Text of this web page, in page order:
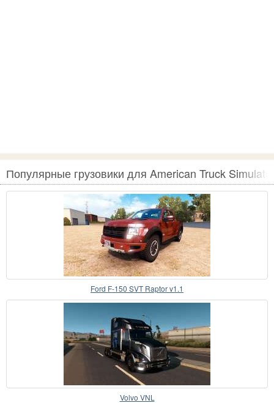
Популярные грузовики для American Truck
Ford F-150 SVT Raptor v1.1
Volvo VNL